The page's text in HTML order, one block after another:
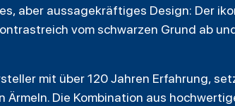
aber aussagekräftiges Design: Der
vom schwarzen Grund ab
mit über 120 Jahren Erfahrung,
Die Kombination aus